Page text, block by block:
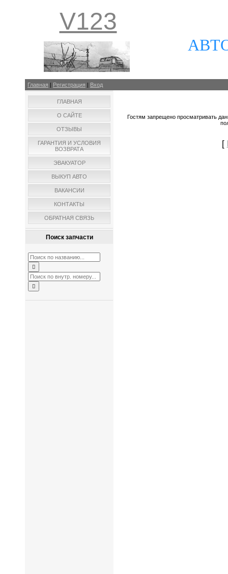
V123
Главная | Регистрация | Вход
ГЛАВНАЯ
О САЙТЕ
ОТЗЫВЫ
ГАРАНТИЯ И УСЛОВИЯ
ВОЗВРАТА
ЭВАКУАТОР
ВЫКУП АВТО
ВАКАНСИИ
КОНТАКТЫ
ОБРАТНАЯ СВЯЗЬ
Поиск запчасти
Гостям запрещено просматривать
[